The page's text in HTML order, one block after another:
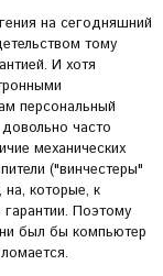
на сегодняшний
тому
И хотя
персональный
часто
механических
("винчестеры"
которые, к
Поэтому
был бы компьютер